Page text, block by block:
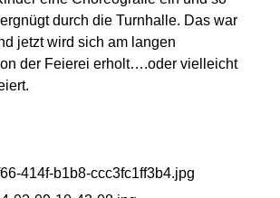
durch die Turnhalle. Das war
jetzt wird sich am langen
der Feierei erholt….oder vielleicht